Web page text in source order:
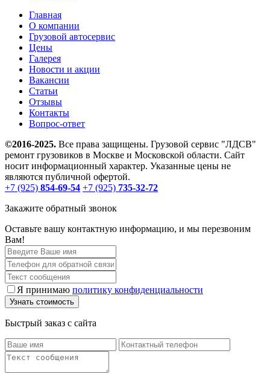
Главная
О компании
Грузовой автосервис
Цены
Галерея
Новости и акции
Вакансии
Статьи
Отзывы
Контакты
Вопрос-ответ
©2016-2025. Все права защищены. Грузовой сервис "ЛДСВ"
ремонт грузовиков в Москве и Московской области. Сайт
носит информационный характер. Указанные цены не
являются публичной офертой.
+7 (925) 854-69-54 +7 (925) 735-32-72
Закажите обратный звонок
Оставьте вашу контактную информацию, и мы перезвоним
Вам!
Я принимаю политику конфиденциальности
Быстрый заказ с сайта